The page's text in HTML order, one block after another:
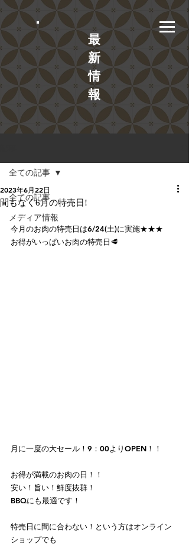
​最
新
情
報
全ての記事
メディア情報
全ての記事
間もなく6月の特売日!
2023年6月22日
今月のお肉の特売日は6/24(土)に実施★★★
お得がいっぱいお肉の特売日🥩
月に一度の大セール！9：00よりOPEN！！
お得が満載のお肉の日！！
安い！旨い！鮮度抜群！
BBQにも最適です！
特売日に間に合わない！という方はオンライン
ショップでも